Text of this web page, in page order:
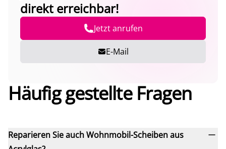
direkt erreichbar!
Jetzt anrufen
E-Mail
Häufig gestellte Fragen
Reparieren Sie auch Wohnmobil-Scheiben aus